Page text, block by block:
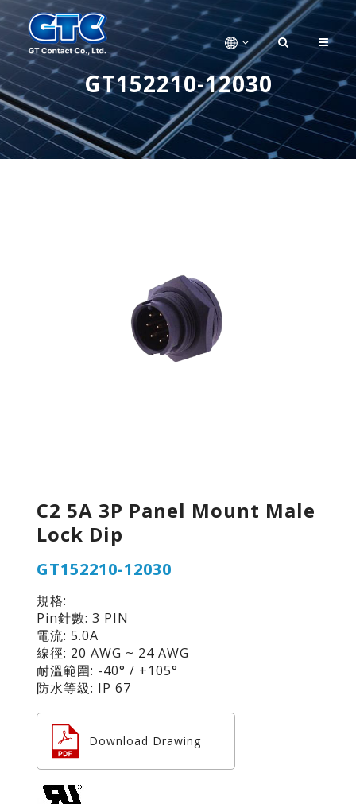
GT152210-12030
C2 5A 3P Panel Mount Male
Lock Dip
GT152210-12030
規格:
Pin針數: 3 PIN
電流: 5.0A
線徑: 20 AWG ~ 24 AWG
耐溫範圍: -40° / +105°
防水等級: IP 67
Download Drawing